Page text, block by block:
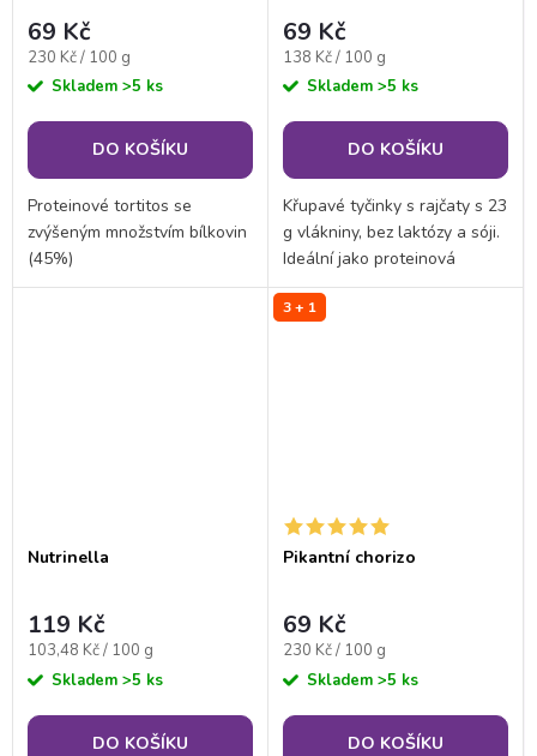
69 Kč
Měrná
cena:
230 Kč / 100 g
Skladem >5 ks
DO KOŠÍKU
Proteinové tortitos se
zvýšeným množstvím bílkovin
(45%)
69 Kč
Měrná
cena:
138 Kč / 100 g
Skladem >5 ks
DO KOŠÍKU
Křupavé tyčinky s rajčaty s 23
g vlákniny, bez laktózy a sóji.
Ideální jako proteinová
svačina i doplněk k salátům.
Minimum cukru, maximum
Nutrinella
119 Kč
Měrná
cena:
103,48 Kč / 100 g
Skladem >5 ks
DO KOŠÍKU
3 + 1
Pikantní chorizo
69 Kč
Měrná
cena:
230 Kč / 100 g
Skladem >5 ks
DO KOŠÍKU